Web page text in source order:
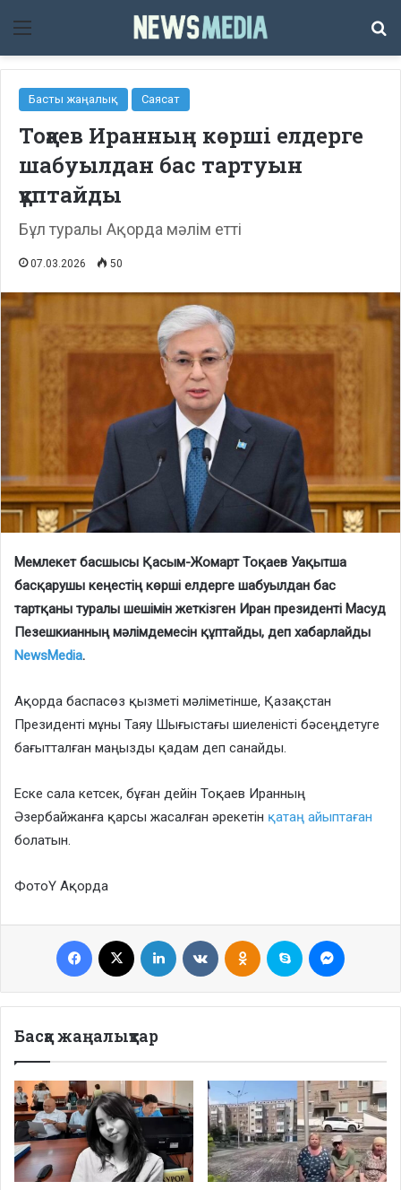
Мәзір
Басты жаңалық Саясат
Тоқаев Иранның көрші елдерге
шабуылдан бас тартуын
құптайды
Бұл туралы Ақорда мәлім етті
07.03.2026 50
Мемлекет басшысы Қасым-Жомарт Тоқаев Уақытша
басқарушы кеңестің көрші елдерге шабуылдан бас
тартқаны туралы шешімін жеткізген Иран президенті Масуд
Пезешкианның мәлімдемесін құптайды, деп хабарлайды
NewsMedia.
Ақорда баспасөз қызметі мәліметінше, Қазақстан
Президенті мұны Таяу Шығыстағы шиеленісті бәсеңдетуге
бағытталған маңызды қадам деп санайды.
Еске сала кетсек, бұған дейін Тоқаев Иранның
Әзербайжанға қарсы жасалған әрекетін қатаң айыптаған
болатын.
ФотоҮ Ақорда
Facebook LinkedIn VKontakteOdnoklassniki
Skype
Басқа жаңалықтар